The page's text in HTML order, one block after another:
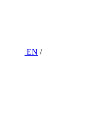
EN /